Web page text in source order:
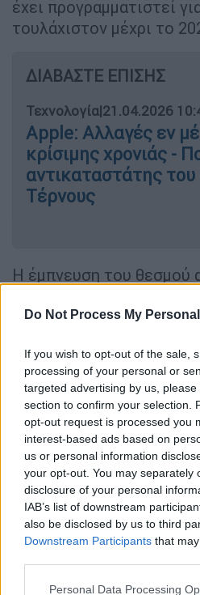
Do Not Process My
If you wish to opt-out of the sale,
processing of your personal or
targeted advertising by us,
section to confirm your selection.
opt-out request is processed you
interest-based ads based on
us or personal information
your opt-out. You may separately
disclosure of your personal
IAB’s list of downstream
also be disclosed by us to third
Downstream Participants that
Please note that this website/app
Personal Data Processing
έχει προγραμματιστεί
τουλάχιστον μέχρι το
ΔΙΑΒΑΣΤΕ ΕΠΙΣΗΣ
Τεχνολογία|21.04.2026
Apple: Αλλαγές εν
κρίσιμης χρονιάς -
αντικαταστάτης του
Τέρνους
Η έμπνευση του θεσμού
Συνέδριο της UNESCO
στο Σαν Φρανσίσκο και
Μαρτίου 1970, ημέρα της
στο Βόρειο Ημισφαίριο.
Πώς καθιερώθηκε
ΗΗμέρα της Γης
ΗΠΑ, με πρωτοβουλία
Γκέιλορντ Νέλσον και
γένεση του σύγχρονου
κινήματος. Σύντομα,
ολόκληρο τον κόσμο και